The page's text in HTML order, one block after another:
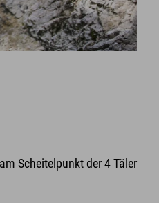
Scheitelpunkt der 4 Täler